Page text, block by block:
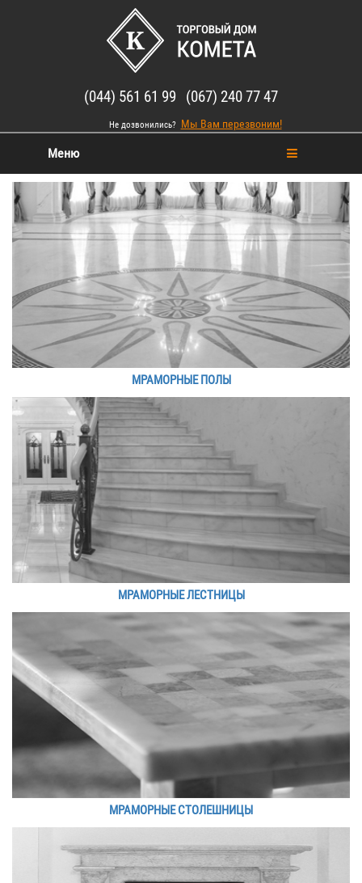
(044) 561 61 99 (067) 240 77 47
Не дозвонились? Мы Вам перезвоним!
Меню
МРАМОРНЫЕ ПОЛЫ
МРАМОРНЫЕ ЛЕСТНИЦЫ
МРАМОРНЫЕ СТОЛЕШНИЦЫ